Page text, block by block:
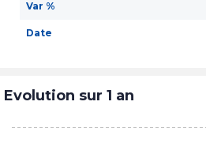
Var %
Date
Evolution sur 1 an